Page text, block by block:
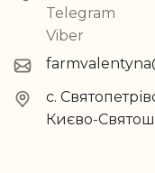
Telegram
Viber
с.
Києво-